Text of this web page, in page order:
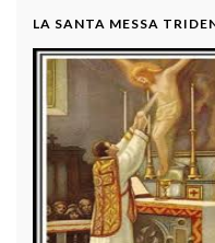
LA SANTA MESSA